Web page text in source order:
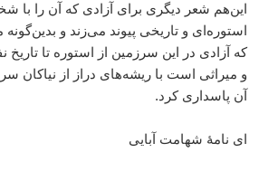
این‌هم شعر دیگری برای آزادی که آن را با
استوره‌ای و تاریخی پیوند می‌زند و بدین‌گونه
که آزادی در این سرزمین از استوره‌ تا
و میراثی است با ریشه‌های دراز از نیاکان سر
آن پاسداری کرد.
ای نامۀ شهامت آبایی